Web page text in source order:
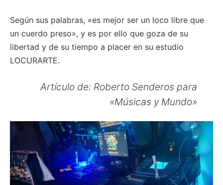
Según sus palabras, «es mejor ser un loco libre que
un cuerdo preso», y es por ello que goza de su
libertad y de su tiempo a placer en su estudio
LOCURARTE.
Artículo de: Roberto Senderos para
«Músicas y Mundo»